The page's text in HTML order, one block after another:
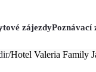
zájezdyPoznávací
/Hotel Valeria Family